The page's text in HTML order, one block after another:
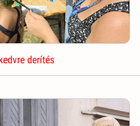
derítés